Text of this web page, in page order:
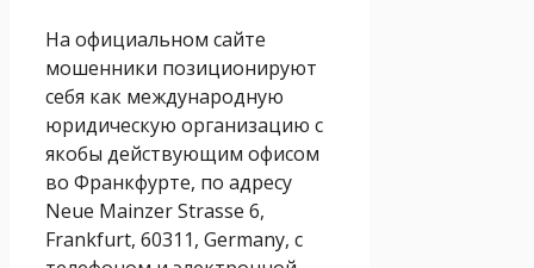
На официальном сайте
мошенники позиционируют
себя как международную
юридическую организацию с
якобы действующим офисом
во Франкфурте, по адресу
Neue Mainzer Strasse 6,
Frankfurt, 60311, Germany, с